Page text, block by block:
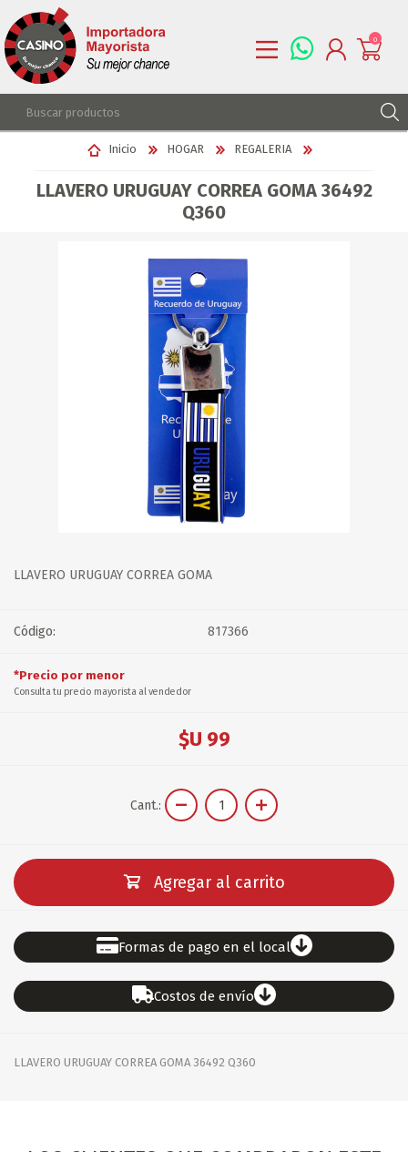
REGISTRARSE
LISTA DE DESEOS
0
Inicio HOGAR REGALERIA
LLAVERO URUGUAY CORREA GOMA 36492
Q360
LLAVERO URUGUAY CORREA GOMA
Código: 817366
*Precio por menor
Consulta tu precio mayorista al vendedor
$U 99
Cant.:
Agregar al carrito
Formas de pago en el local
Costos de envío
LLAVERO URUGUAY CORREA GOMA 36492 Q360